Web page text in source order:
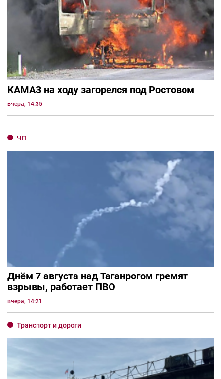
КАМАЗ на ходу загорелся под Ростовом
вчера, 14:35
ЧП
Днём 7 августа над Таганрогом гремят
взрывы, работает ПВО
вчера, 14:21
Транспорт и дороги